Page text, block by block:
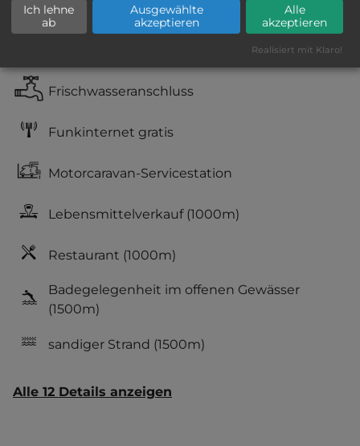
Stromanschluss
Frischwasseranschluss
Funkinternet gratis
Motorcaravan-Servicestation
Lebensmittelverkauf(1000m)
Restaurant (1000m)
Badegelegenheit im offenen Gewässer
(1500m)
sandiger Strand (1500m)
Alle 12 Details anzeigen
Ich lehne
ab
Ausgewählte
akzeptieren
Alle
akzeptieren
Realisiert mit Klaro!